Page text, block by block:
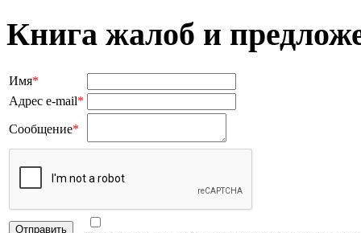
Книга жалоб и
Имя*
Адрес e-mail*
Сообщение*